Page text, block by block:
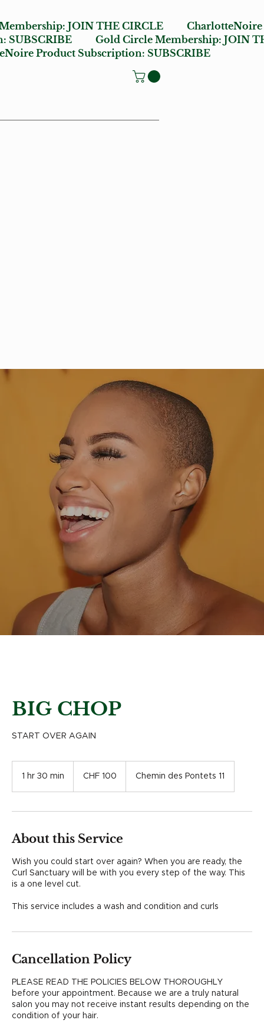
JOIN THE CIRCLE
SUBSCRIBE Gold Circle Membership:JOIN
Product Subscription:SUBSCRIBE
BIG CHOP
START OVER AGAIN
1 hr 30 min
0
n
francsCHF 100 Chemin des Pontets 11
About this Service
Wish you could start over again? When you are ready, the
Curl Sanctuary will be with you every step of the way. This
is a one level cut.
This service includes a wash and condition and curls
Cancellation Policy
PLEASE READ THE POLICIES BELOW THOROUGHLY
before your appointment. Because we are a truly natural
salon you may not receive instant results depending on the
condition of your hair.